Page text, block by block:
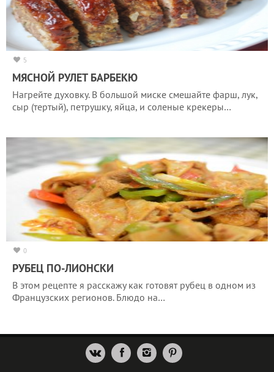
5
МЯСНОЙ РУЛЕТ БАРБЕКЮ
Нагрейте духовку. В большой миске смешайте фарш, лук,
сыр (тертый), петрушку, яйца, и соленые крекеры…
0
РУБЕЦ ПО-ЛИОНСКИ
В этом рецепте я расскажу как готовят рубец в одном из
Французских регионов. Блюдо на…